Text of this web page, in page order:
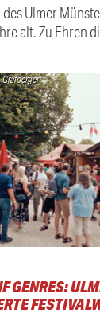
Ulmer
alt. Zu Ehren
Grafberger
GENRES: